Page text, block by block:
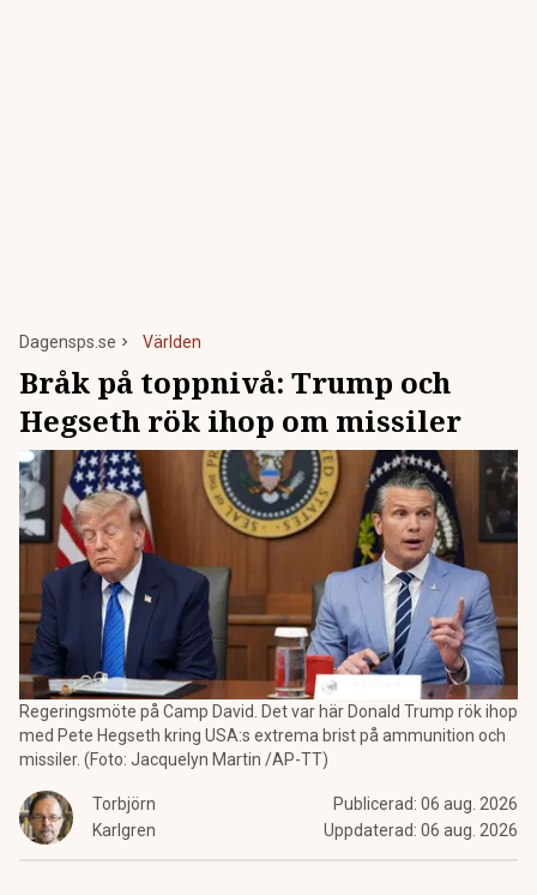
Dagensps.se Världen
Bråk på toppnivå: Trump och
Hegseth rök ihop om missiler
Regeringsmöte på Camp David. Det var här Donald Trump rök ihop
med Pete Hegseth kring USA:s extrema brist på ammunition och
missiler. (Foto: Jacquelyn Martin /AP-TT)
Torbjörn
Karlgren
Publicerad: 06 aug. 2026
Uppdaterad: 06 aug. 2026